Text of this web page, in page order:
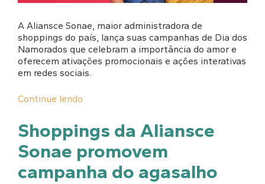
A Aliansce Sonae, maior administradora de
shoppings do país, lança suas campanhas de Dia dos
Namorados que celebram a importância do amor e
oferecem ativações promocionais e ações interativas
em redes sociais.
Continue lendo
Shoppings da Aliansce
Sonae promovem
campanha do agasalho